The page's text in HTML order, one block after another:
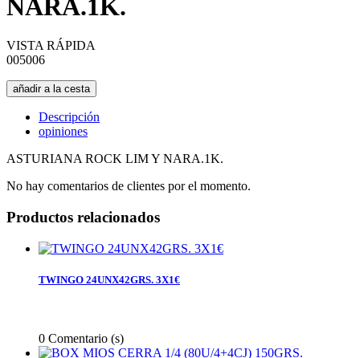
NARA.1K.
VISTA RÁPIDA
005006
añadir a la cesta
Descripción
opiniones
ASTURIANA ROCK LIM Y NARA.1K.
No hay comentarios de clientes por el momento.
Productos relacionados
TWINGO 24UNX42GRS. 3X1€
0 Comentario (s)